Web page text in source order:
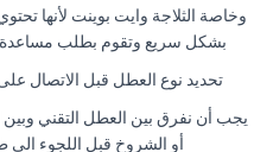
وخاصة الثلاجة وايت بوينت لأنها
بشكل سريع وتقوم بطلب مساعدة
تحديد نوع العطل قبل الاتصال
يجب أن نفرق بين العطل التقني
أو الشروخ قبل اللجوء الى